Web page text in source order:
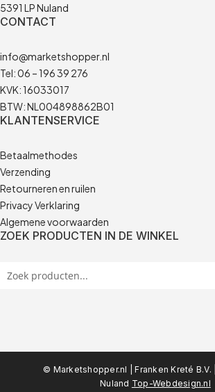
5391 LP Nuland
CONTACT
info@marketshopper.nl
Tel: 06 – 196 39 276
KVK: 16033017
BTW: NL004898862B01
KLANTENSERVICE
Betaalmethodes
Verzending
Retourneren en ruilen
Privacy Verklaring
Algemene voorwaarden
ZOEK PRODUCTEN IN DE WINKEL
© Marketshopper.nl | Franken Kreté B.V. |
Nuland Top-Webdesign.nl